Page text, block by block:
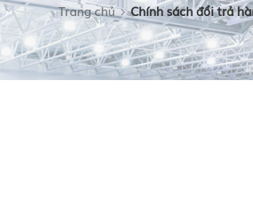
Trang chủ Chính sách đổi trả